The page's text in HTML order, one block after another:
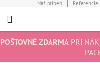
na
Náš príbeh Referencie
POŠTOVNÉ ZDARMAPRI